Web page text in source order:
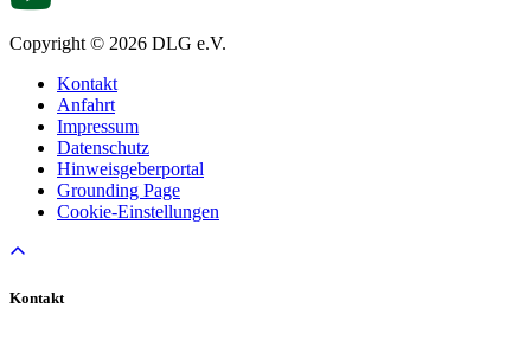
Copyright © 2026 DLG e.V.
Kontakt
Anfahrt
Impressum
Datenschutz
Hinweisgeberportal
Grounding Page
Cookie-Einstellungen
Kontakt